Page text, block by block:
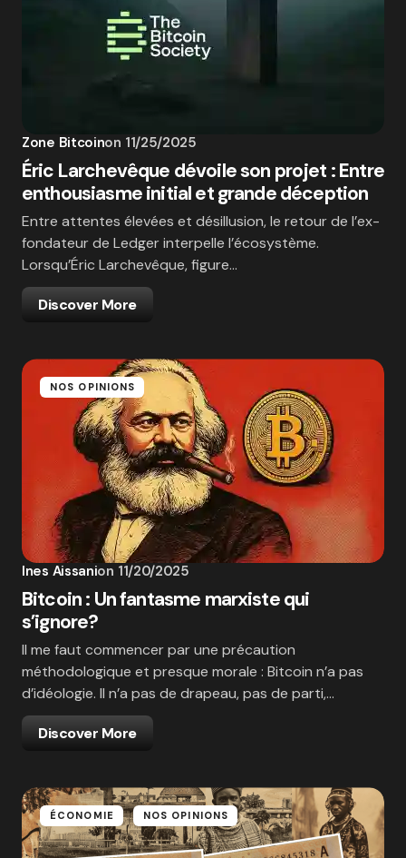
Zone Bitcoinon 11/25/2025
Éric Larchevêque dévoile son projet : Entre
enthousiasme initial et grande déception
Entre attentes élevées et désillusion, le retour de l’ex-
fondateur de Ledger interpelle l’écosystème.
Lorsqu’Éric Larchevêque, figure…
Discover More
NOS OPINIONS
Ines Aissanion 11/20/2025
Bitcoin : Un fantasme marxiste qui
s’ignore?
Il me faut commencer par une précaution
méthodologique et presque morale : Bitcoin n’a pas
d’idéologie. Il n’a pas de drapeau, pas de parti,…
Discover More
ÉCONOMIE NOS OPINIONS